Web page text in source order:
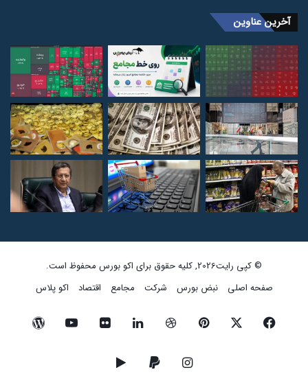
آخرین عناوین
© کپی رایت2026, کلیه حقوق برای اکو بورس محفوظ است.
صفحه اصلی
نبض بورس شرکت مجامع اقتصاد اکو پلاس
فیسبوک ایکس پینتریستدریبببل لینکداین تصاویر
یوتیوب
اینستاگرامپی‌پال